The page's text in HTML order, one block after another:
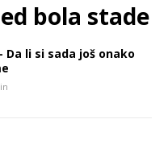
bola stade
Da li si sada još onako